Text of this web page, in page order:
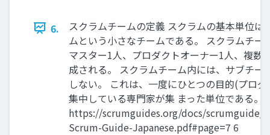
6.
スクラムチームの定義 スクラムの基本単位は
ムという小さなチームである。 スクラムチー
マスター1人、プロダクトオーナー1人、複数
成される。 スクラムチーム内には、サブチー
しない。 これは、一度にひとつの目的(プロ
集中している専門家が集 まった単位である。
https://scrumguides.org/docs/scrumguide/
Scrum-Guide-Japanese.pdf#page=7 6